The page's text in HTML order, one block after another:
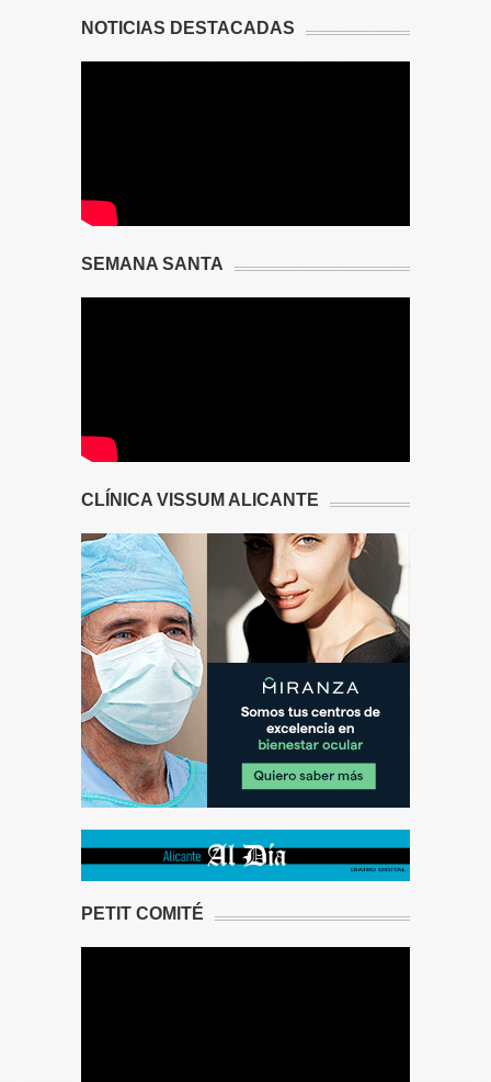
NOTICIAS DESTACADAS
SEMANA SANTA
CLÍNICA VISSUM ALICANTE
PETIT COMITÉ